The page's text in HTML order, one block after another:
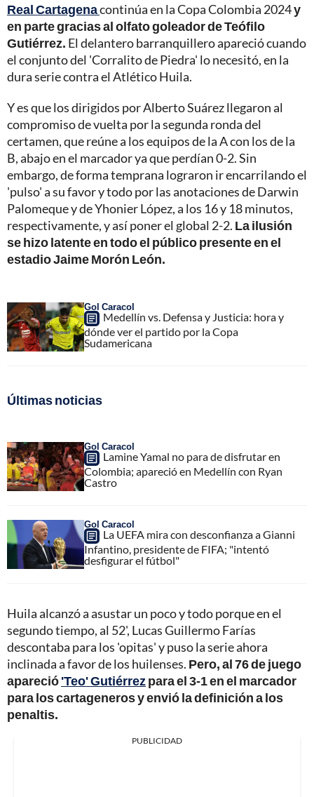
Real Cartagenacontinúa en la Copa Colombia 2024y
en parte gracias al olfato goleador de Teófilo
Gutiérrez. El delantero barranquillero apareció cuando
el conjunto del 'Corralito de Piedra' lo necesitó, en la
dura serie contra el Atlético Huila.
Y es que los dirigidos por Alberto Suárez llegaron al
compromiso de vuelta por la segunda ronda del
certamen, que reúne a los equipos de la A con los de la
B, abajo en el marcador ya que perdían 0-2. Sin
embargo, de forma temprana lograron ir encarrilando el
'pulso' a su favor y todo por las anotaciones de Darwin
Palomeque y de Yhonier López, a los 16 y 18 minutos,
respectivamente, y así poner el global 2-2. La ilusión
se hizo latente en todo el público presente en el
estadio Jaime Morón León.
Gol Caracol
Medellín vs. Defensa y Justicia: hora y
dónde ver el partido por la Copa
Sudamericana
Últimas noticias
Gol Caracol
Lamine Yamal no para de disfrutar en
Colombia; apareció en Medellín con Ryan
Castro
Gol Caracol
La UEFA mira con desconfianza a Gianni
Infantino, presidente de FIFA; "intentó
desfigurar el fútbol"
Huila alcanzó a asustar un poco y todo porque en el
segundo tiempo, al 52', Lucas Guillermo Farías
descontaba para los 'opitas' y puso la serie ahora
inclinada a favor de los huilenses. Pero, al 76 de juego
apareció'Teo' Gutiérrezpara el 3-1 en el marcador
para los cartageneros y envió la definición a los
penaltis.
PUBLICIDAD